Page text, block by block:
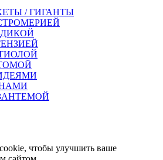
/ ГИГАНТЫ
чтобы улучшить ваше